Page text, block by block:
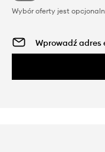
Wybór oferty jest